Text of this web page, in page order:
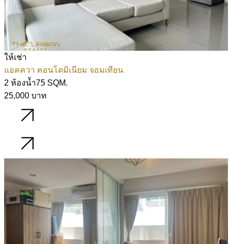
ให้เช่า
แอคควา คอนโดมิเนียม จอมเทียน
2 ห้องน้ำ75 SQM.
25,000 บาท